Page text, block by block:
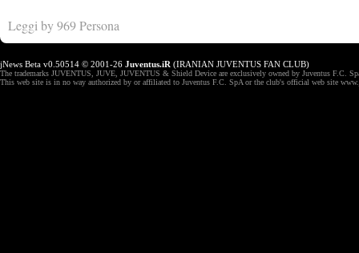
Leggi by 969 Persona
jNews Beta v0.50514 © 2001-26 Juventus.iR (IRANIAN JUVENTUS FAN CLUB)
The trademarks JUVENTUS, JUVE, JUVENTUS & Shield Device are exclusively owned by Juventus F.C.
This web site is in no way authorized by or affiliated to Juventus F.C. SpA or the club's official web site